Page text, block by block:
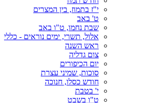
י"ז בתמוז, בין המצרים
ט' באב
שבת נחמו, ט"ו באב
אלול, תשרי, ימים נוראים - כללי
ראש השנה
צום גדליה
יום הכיפורים
סוכות, שמיני עצרת
חודש כסלו, חנוכה
י' בטבת
ט"ו בשבט